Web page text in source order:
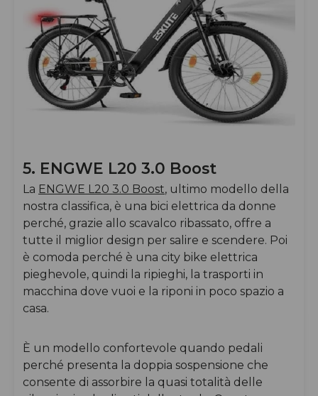
5. ENGWE L20 3.0 Boost
La ENGWE L20 3.0 Boost, ultimo modello della
nostra classifica, è una bici elettrica da donne
perché, grazie allo scavalco ribassato, offre a
tutte il miglior design per salire e scendere. Poi
è comoda perché è una city bike elettrica
pieghevole, quindi la ripieghi, la trasporti in
macchina dove vuoi e la riponi in poco spazio a
casa.
È un modello confortevole quando pedali
perché presenta la doppia sospensione che
consente di assorbire la quasi totalità delle